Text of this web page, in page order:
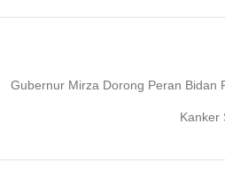
Next
Gubernur Mirza Dorong Peran Bidan
Kanker